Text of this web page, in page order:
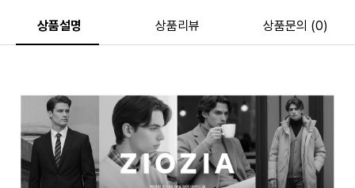
상품설명 상품리뷰 상품문의 (0)